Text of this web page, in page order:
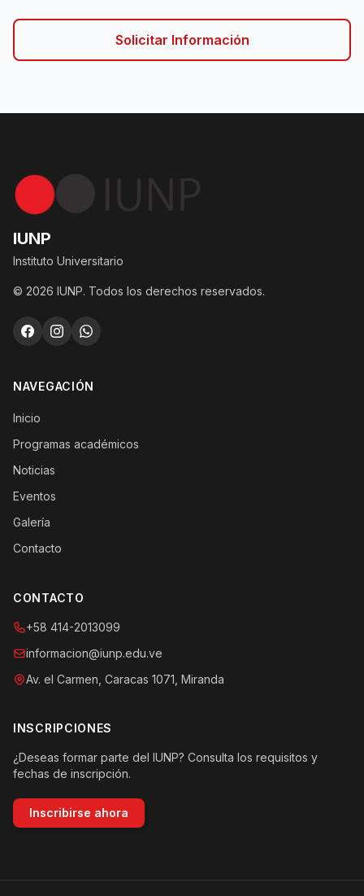
Solicitar Información
IUNP
Instituto Universitario
© 2026 IUNP. Todos los derechos reservados.
NAVEGACIÓN
Inicio
Programas académicos
Noticias
Eventos
Galería
Contacto
CONTACTO
+58 414-2013099
informacion@iunp.edu.ve
Av. el Carmen, Caracas 1071, Miranda
INSCRIPCIONES
¿Deseas formar parte del IUNP? Consulta los requisitos y
fechas de inscripción.
Inscribirse ahora